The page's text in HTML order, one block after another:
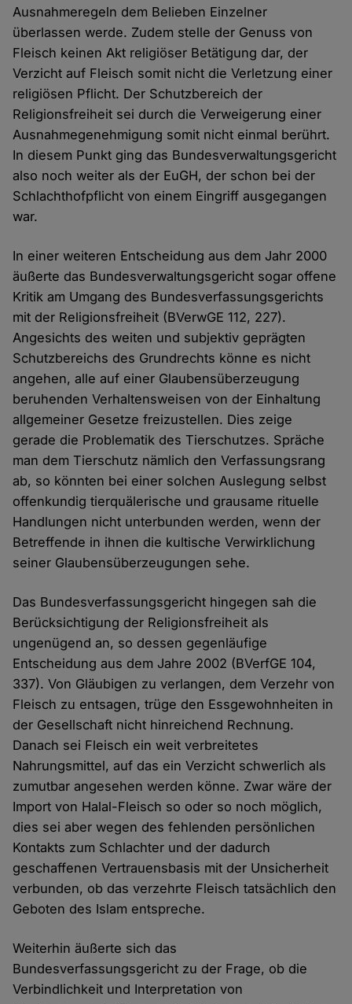
Ausnahmeregeln dem Belieben Einzelner
überlassen werde. Zudem stelle der Genuss von
Fleisch keinen Akt religiöser Betätigung dar, der
Verzicht auf Fleisch somit nicht die Verletzung einer
religiösen Pflicht. Der Schutzbereich der
Religionsfreiheit sei durch die Verweigerung einer
Ausnahmegenehmigung somit nicht einmal berührt.
In diesem Punkt ging das Bundesverwaltungsgericht
also noch weiter als der EuGH, der schon bei der
Schlachthofpflicht von einem Eingriff ausgegangen
war.
In einer weiteren Entscheidung aus dem Jahr 2000
äußerte das Bundesverwaltungsgericht sogar offene
Kritik am Umgang des Bundesverfassungsgerichts
mit der Religionsfreiheit (BVerwGE 112, 227).
Angesichts des weiten und subjektiv geprägten
Schutzbereichs des Grundrechts könne es nicht
angehen, alle auf einer Glaubensüberzeugung
beruhenden Verhaltensweisen von der Einhaltung
allgemeiner Gesetze freizustellen. Dies zeige
gerade die Problematik des Tierschutzes. Spräche
man dem Tierschutz nämlich den Verfassungsrang
ab, so könnten bei einer solchen Auslegung selbst
offenkundig tierquälerische und grausame rituelle
Handlungen nicht unterbunden werden, wenn der
Betreffende in ihnen die kultische Verwirklichung
seiner Glaubensüberzeugungen sehe.
Das Bundesverfassungsgericht hingegen sah die
Berücksichtigung der Religionsfreiheit als
ungenügend an, so dessen gegenläufige
Entscheidung aus dem Jahre 2002 (BVerfGE 104,
337). Von Gläubigen zu verlangen, dem Verzehr von
Fleisch zu entsagen, trüge den Essgewohnheiten in
der Gesellschaft nicht hinreichend Rechnung.
Danach sei Fleisch ein weit verbreitetes
Nahrungsmittel, auf das ein Verzicht schwerlich als
zumutbar angesehen werden könne. Zwar wäre der
Import von Halal-Fleisch so oder so noch möglich,
dies sei aber wegen des fehlenden persönlichen
Kontakts zum Schlachter und der dadurch
geschaffenen Vertrauensbasis mit der Unsicherheit
verbunden, ob das verzehrte Fleisch tatsächlich den
Geboten des Islam entspreche.
Weiterhin äußerte sich das
Bundesverfassungsgericht zu der Frage, ob die
Verbindlichkeit und Interpretation von